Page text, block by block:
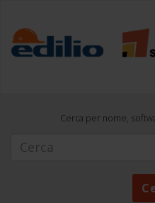
Cerca per nome,